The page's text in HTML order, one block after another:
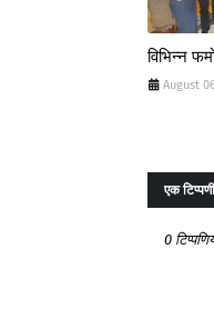
विभिन्न
August
एक
0